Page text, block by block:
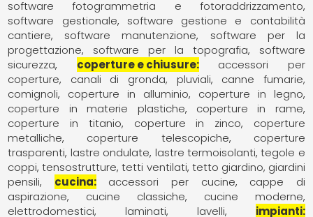
software fotogrammetria e fotoraddrizzamento
software gestionale
software gestione e contabilità
cantiere
software manutenzione
software per la
progettazione
software per la topografia
software
sicurezza
coperture e chiusure
accessori per
coperture
canali di gronda, pluviali
canne fumarie,
comignoli
coperture in alluminio
coperture in legno
coperture in materie plastiche
coperture in rame
coperture in titanio
coperture in zinco
coperture
metalliche
coperture telescopiche
coperture
trasparenti lastre ondulate lastre termoisolanti tegole e
coppi tensostrutture tetti ventilati tetto giardino, giardini
pensili
cucina accessori per cucine
cappe di
aspirazione
cucine classiche
cucine moderne
elettrodomestici
laminati lavelli
impianti